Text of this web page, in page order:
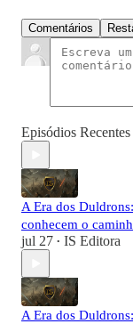
Comentários
Episódios Recentes
A Era dos
conhecem o
jul 27 • IS Editora
A Era dos